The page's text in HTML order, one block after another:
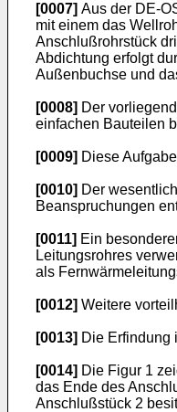
[0007] Aus der DE-
mit einem das
Anschlußrohrstück
Abdichtung erfolgt
Außenbuchse und
[0008] Der
einfachen Bauteilen
[0009] Diese
[0010] Der
Beanspruchungen
[0011] Ein
Leitungsrohres
als
[0012] Weitere
[0013] Die Erfindung
[0014] Die Figur 1
das Ende des
Anschlußstück 2